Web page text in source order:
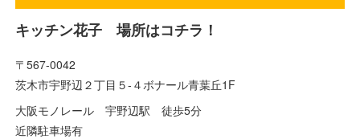
キッチン花子 場所はコチラ！
〒567-0042
茨木市宇野辺２丁目５-４ボナール青葉丘1F
大阪モノレール 宇野辺駅 徒歩5分
近隣駐車場有